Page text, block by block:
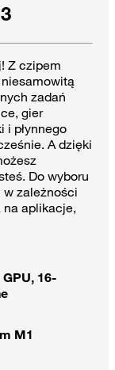
Z czipem
zadań
gier
i płynnego
A dzięki
Do wyboru
zależności
aplikacje,
16-
M1